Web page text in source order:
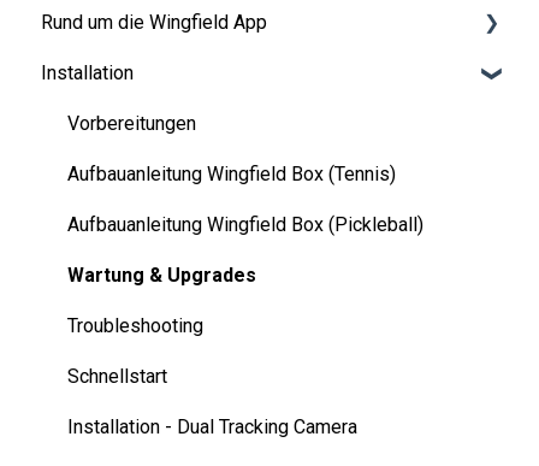
Vor deiner ersten Session
Auf dem Platz
Rund um die Wingfield App
👤 Account & Rollen
💬 App FAQ's
📲 Updates
Installation
Vorbereitungen
Aufbauanleitung Wingfield Box (Tennis)
Aufbauanleitung Wingfield Box (Pickleball)
Wartung & Upgrades
Troubleshooting
Schnellstart
Installation - Dual Tracking Camera